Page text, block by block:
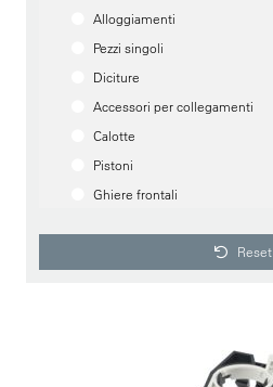
Alloggiamenti
Pezzi singoli
Diciture
Accessori per collegamenti
Calotte
Pistoni
Ghiere frontali
Reset